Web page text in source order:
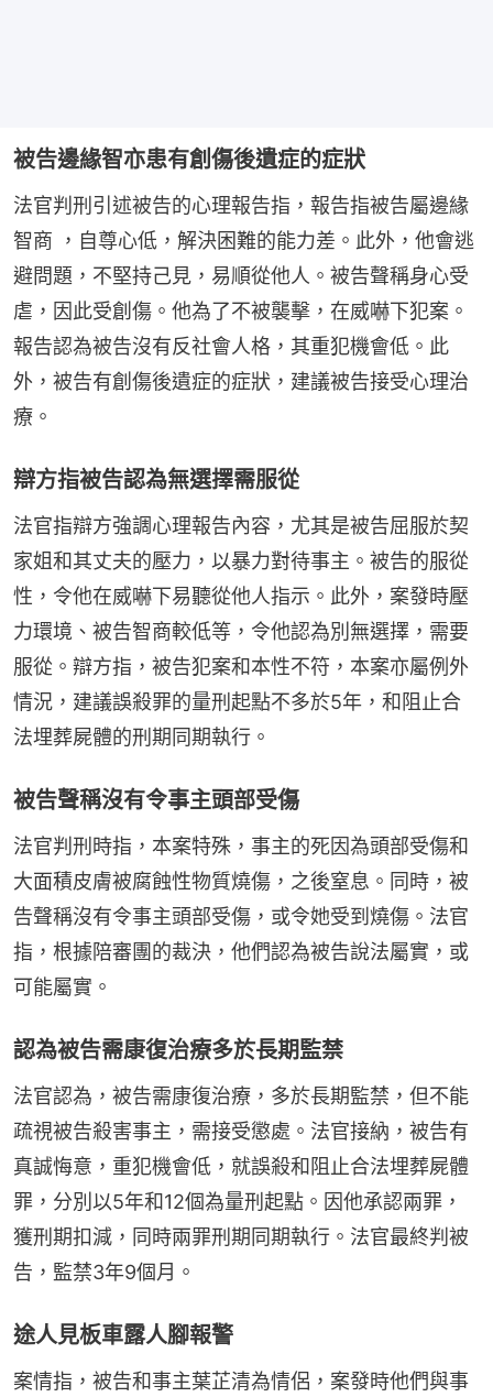
被告邊緣智亦患有創傷後遺症的症狀
法官判刑引述被告的心理報告指，報告指被告屬邊緣
智商 ，自尊心低，解決困難的能力差。此外，他會逃
避問題，不堅持己見，易順從他人。被告聲稱身心受
虐，因此受創傷。他為了不被襲擊，在威嚇下犯案。
報告認為被告沒有反社會人格，其重犯機會低。此
外，被告有創傷後遺症的症狀，建議被告接受心理治
療。
辯方指被告認為無選擇需服從
法官指辯方強調心理報告內容，尤其是被告屈服於契
家姐和其丈夫的壓力，以暴力對待事主。被告的服從
性，令他在威嚇下易聽從他人指示。此外，案發時壓
力環境、被告智商較低等，令他認為別無選擇，需要
服從。辯方指，被告犯案和本性不符，本案亦屬例外
情況，建議誤殺罪的量刑起點不多於5年，和阻止合
法埋葬屍體的刑期同期執行。
被告聲稱沒有令事主頭部受傷
法官判刑時指，本案特殊，事主的死因為頭部受傷和
大面積皮膚被腐蝕性物質燒傷，之後窒息。同時，被
告聲稱沒有令事主頭部受傷，或令她受到燒傷。法官
指，根據陪審團的裁決，他們認為被告說法屬實，或
可能屬實。
認為被告需康復治療多於長期監禁
法官認為，被告需康復治療，多於長期監禁，但不能
疏視被告殺害事主，需接受懲處。法官接納，被告有
真誠悔意，重犯機會低，就誤殺和阻止合法埋葬屍體
罪，分別以5年和12個為量刑起點。因他承認兩罪，
獲刑期扣減，同時兩罪刑期同期執行。法官最終判被
告，監禁3年9個月。
途人見板車露人腳報警
案情指，被告和事主葉芷清為情侶，案發時他們與事